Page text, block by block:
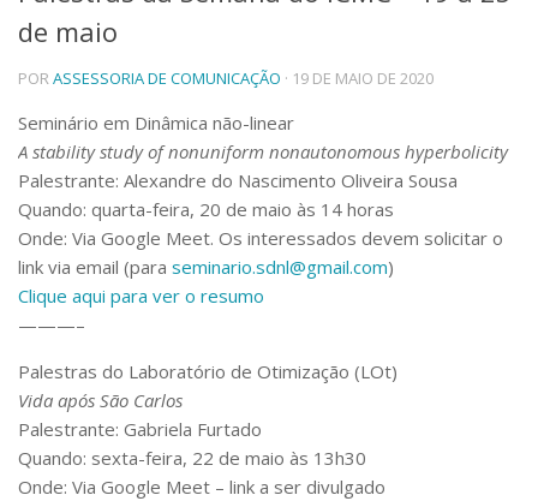
Telefones e Mapas
Pessoas
Ensino
Graduação
Pós-Graduação
Educação a distância
Pesquisa e Inovação
Linhas de Pesquisa
Centros, Núcleos e Projetos em Rede
Transferência de Tecnologia
Empresas Juniores
Extensão à Comunidade
Projetos, Programas e Cursos
Artes, Cultura e Esportes
de maio
PORASSESSORIA DE COMUNICAÇÃO · 19 DE MAIO DE 2020
Seminário em Dinâmica não-linear
A stability study of nonuniform nonautonomous hyperbolicity
Palestrante: Alexandre do Nascimento Oliveira Sousa
Quando: quarta-feira, 20 de maio às 14 horas
Onde: Via Google Meet. Os interessados devem solicitar o
link via email (para seminario.sdnl@gmail.com)
Clique aqui para ver o resumo
———–
Palestras do Laboratório de Otimização (LOt)
Vida após São Carlos
Palestrante: Gabriela Furtado
Quando: sexta-feira, 22 de maio às 13h30
Onde: Via Google Meet – link a ser divulgado